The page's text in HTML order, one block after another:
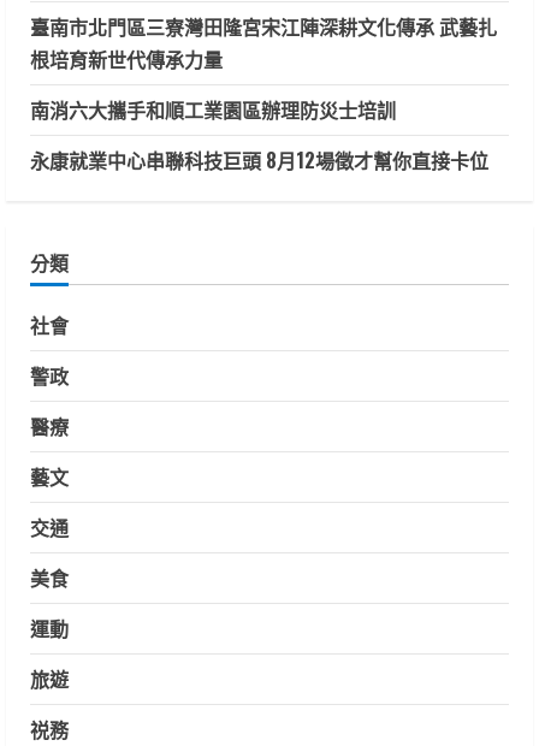
臺南市北門區三寮灣田隆宮宋江陣深耕文化傳承 武藝扎
根培育新世代傳承力量
南消六大攜手和順工業園區辦理防災士培訓
永康就業中心串聯科技巨頭 8月12場徵才幫你直接卡位
分類
社會
警政
醫療
藝文
交通
美食
運動
旅遊
祱務